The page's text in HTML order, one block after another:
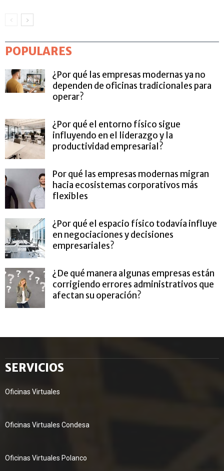
POPULARES
¿Por qué las empresas modernas ya no
dependen de oficinas tradicionales para
operar?
¿Por qué el entorno físico sigue
influyendo en el liderazgo y la
productividad empresarial?
Por qué las empresas modernas migran
hacia ecosistemas corporativos más
flexibles
¿Por qué el espacio físico todavía influye
en negociaciones y decisiones
empresariales?
¿De qué manera algunas empresas están
corrigiendo errores administrativos que
afectan su operación?
SERVICIOS
Oficinas Virtuales
Oficinas Virtuales Condesa
Oficinas Virtuales Polanco